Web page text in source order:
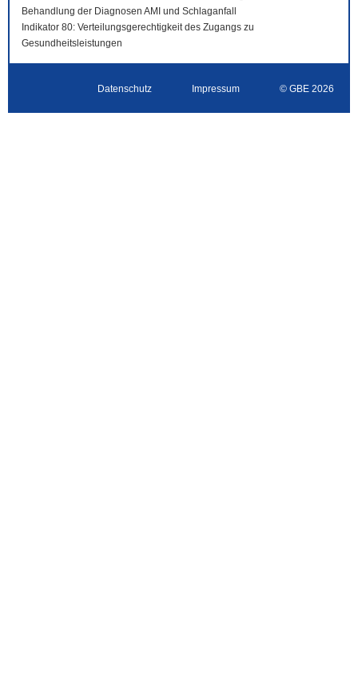
Behandlung der Diagnosen AMI und Schlaganfall
Indikator 80: Verteilungsgerechtigkeit des Zugangs zu
Gesundheitsleistungen
Datenschutz Impressum © GBE 2026